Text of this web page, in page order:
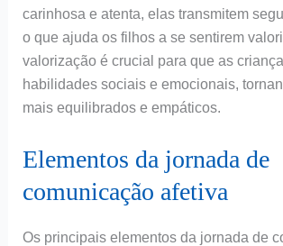
carinhosa e atenta, elas transmitem
o que ajuda os filhos a se sentirem
valorização é crucial para que as
habilidades sociais e emocionais,
mais equilibrados e empáticos.
Elementos da jornada de
comunicação afetiva
Os principais elementos da jornada de